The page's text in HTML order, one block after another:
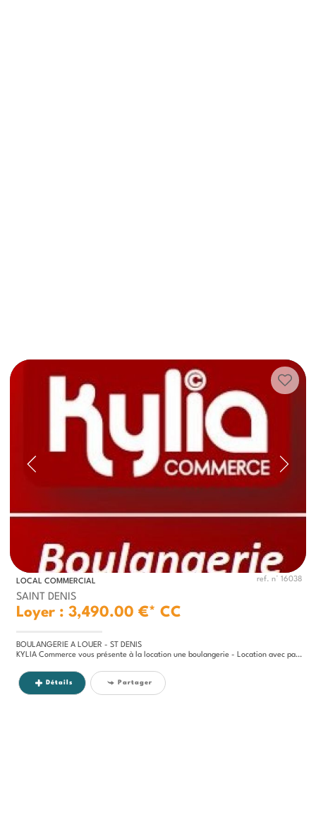
LOCAL COMMERCIAL ref. n° 16038
SAINT DENIS
Loyer : 3,490.00 €* CC
BOULANGERIE A LOUER - ST DENIS
KYLIA Commerce vous présente à la location une boulangerie - Location avec pas de porte de 30ke - Loyer de 3190€...
Détails Partager